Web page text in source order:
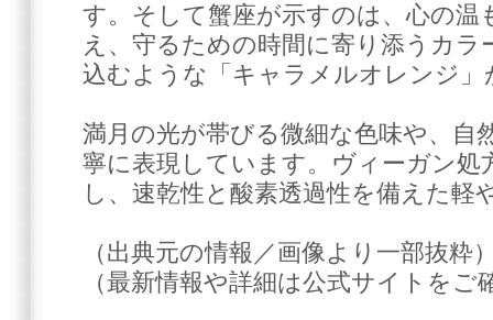
す。そして蟹座が示すのは、心の温
え、守るための時間に寄り添うカ
込むような「キャラメルオレンジ
満月の光が帯びる微細な色味や、自
寧に表現しています。ヴィーガン処
し、速乾性と酸素透過性を備えた軽
（出典元の情報／画像より一部抜粋
（最新情報や詳細は公式サイトをご